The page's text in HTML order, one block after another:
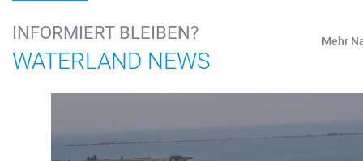
INFORMIERT BLEIBEN?
WATERLAND NEWS
Mehr